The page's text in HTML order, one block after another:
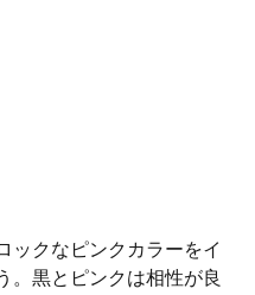
ックなピンクカラーをイ
。黒とピンクは相性が良